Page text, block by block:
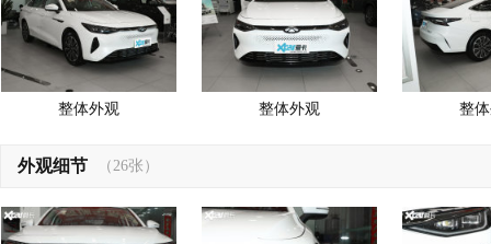
整体外观 整体外观 整
外观细节 （26张）